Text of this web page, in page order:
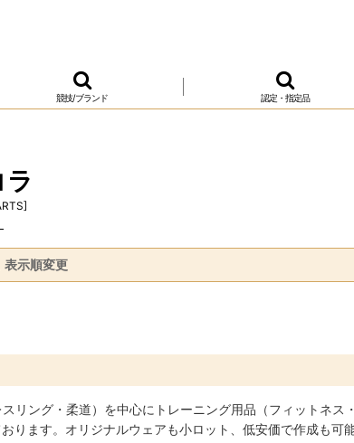
競技/ブランド 認定・指定品
]
表示順変更
ング・柔道）を中心にトレーニング用品（フィットネス
ます。オリジナルウェアも小ロット、低安価で作成も可能